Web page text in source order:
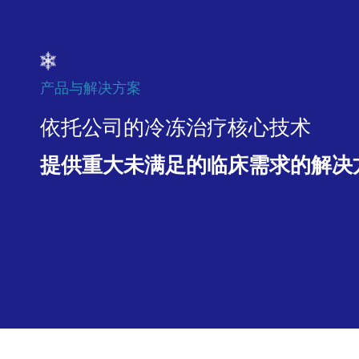
产品与解决方案
依托公司的冷冻治疗核心技术
提供重大未满足的临床需求的解决